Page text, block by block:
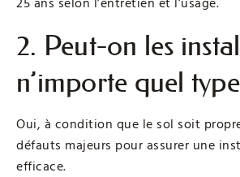
2. Peut-on les
n’importe quel
Oui, à condition que le sol soit
défauts majeurs pour assurer une
efficace.